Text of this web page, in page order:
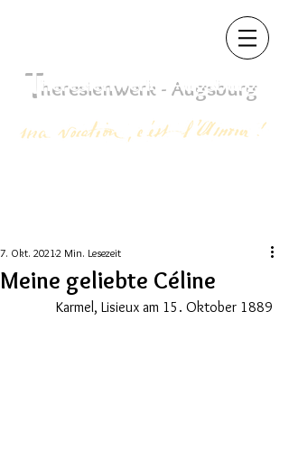
Theresienwerk - Augsburg
Meine geliebte Céline
7. Okt. 20212 Min. Lesezeit
Karmel, Lisieux am 15. Oktober 1889